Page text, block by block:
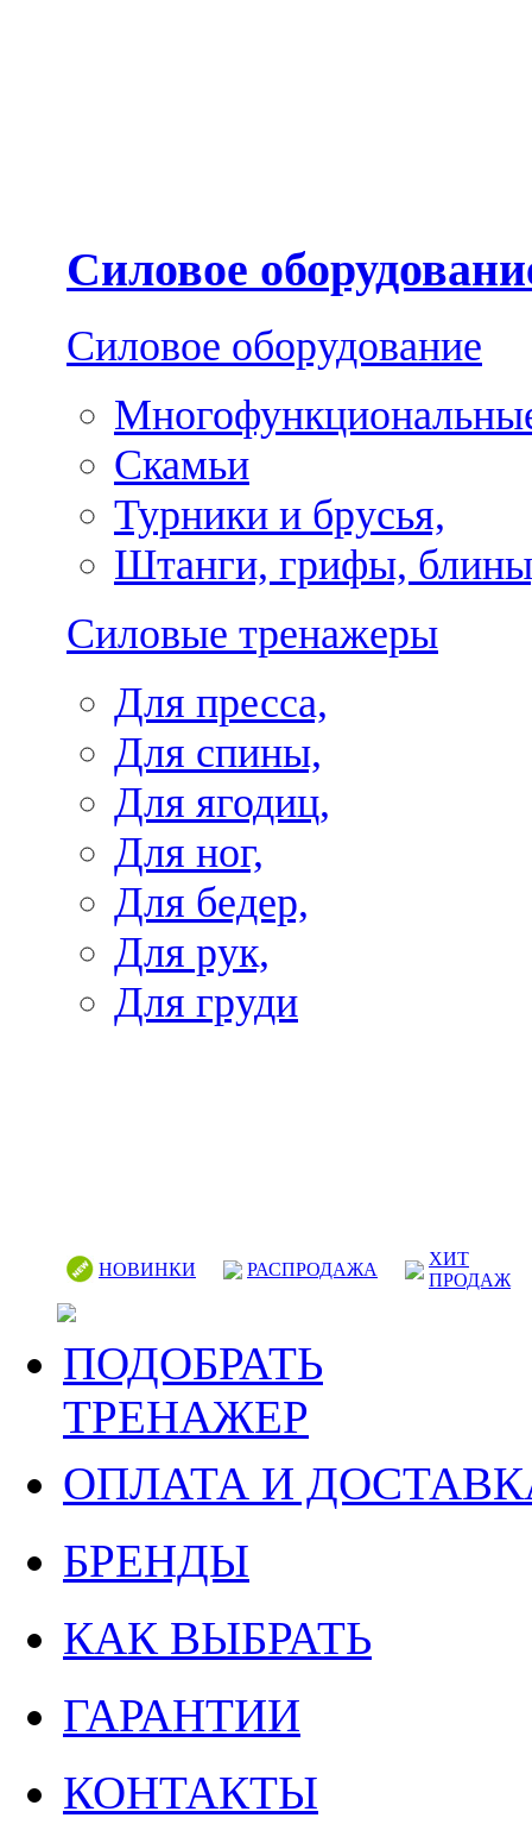
Силовое
Силовое оборудование
Скамьи
Турники и брусья,
Штанги, грифы,
Силовые тренажеры
Для пресса,
Для спины,
Для ягодиц,
Для ног,
Для бедер,
Для рук,
Для груди
НОВИНКИ РАСПРОДАЖА
ХИТ
ПРОДАЖ
ПОДОБРАТЬ
ТРЕНАЖЕР
ОПЛАТА И
БРЕНДЫ
КАК ВЫБРАТЬ
ГАРАНТИИ
КОНТАКТЫ